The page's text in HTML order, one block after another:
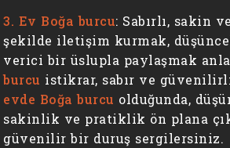
3. Ev Boğa burcu: Sabırlı, sakin
şekilde iletişim kurmak,
verici bir üslupla paylaşmak
burcu istikrar, sabır ve
evde Boğa burcu olduğunda,
sakinlik ve pratiklik ön plana
güvenilir bir duruş sergilersiniz.